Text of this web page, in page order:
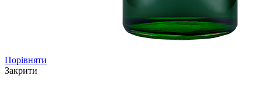
Порівняти
Закрити